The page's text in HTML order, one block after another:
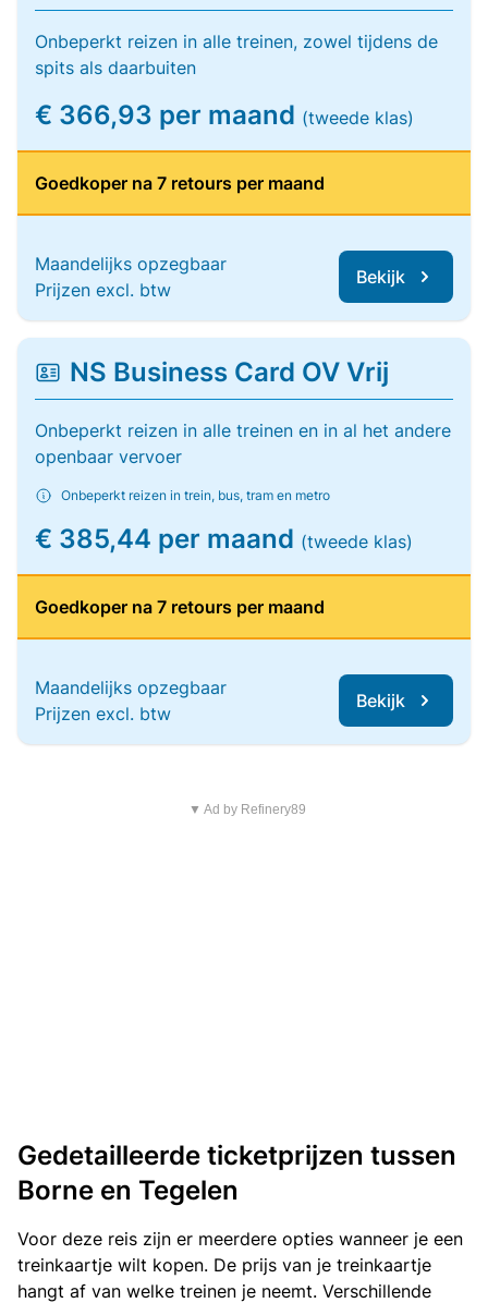
Onbeperkt reizen in alle treinen, zowel tijdens de
spits als daarbuiten
€ 366,93 per maand (tweede klas)
Goedkoper na 7 retours per maand
Maandelijks opzegbaar
Prijzen excl. btw
Bekijk
NS Business Card OV Vrij
Onbeperkt reizen in alle treinen en in al het andere
openbaar vervoer
Onbeperkt reizen in trein, bus, tram en metro
€ 385,44 per maand (tweede klas)
Goedkoper na 7 retours per maand
Maandelijks opzegbaar
Prijzen excl. btw
Bekijk
▼ Ad by Refinery89
Gedetailleerde ticketprijzen tussen
Borne en Tegelen
Voor deze reis zijn er meerdere opties wanneer je een
treinkaartje wilt kopen. De prijs van je treinkaartje
hangt af van welke treinen je neemt. Verschillende